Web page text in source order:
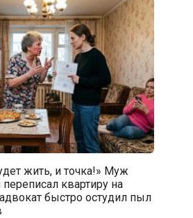
жить, и точка!» Муж
квартиру на
быстро остудил пыл